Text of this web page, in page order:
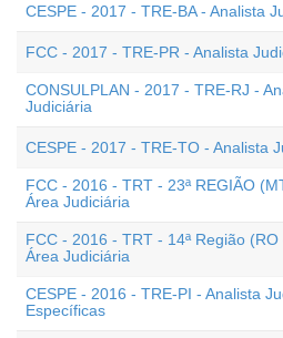
CESPE - 2017 - TRE-BA - Analista
FCC - 2017 - TRE-PR - Analista
CONSULPLAN - 2017 - TRE-RJ -
Judiciária
CESPE - 2017 - TRE-TO - Analista
FCC - 2016 - TRT - 23ª REGIÃO
Área Judiciária
FCC - 2016 - TRT - 14ª Região
Área Judiciária
CESPE - 2016 - TRE-PI - Analista
Específicas